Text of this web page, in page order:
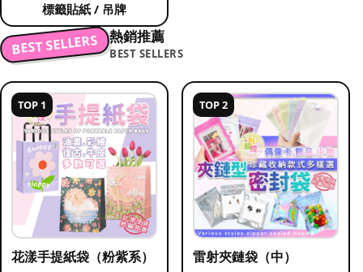
標籤貼紙 / 吊牌
BEST SELLERS 熱銷推薦
BEST SELLERS
TOP 1
花漾手提紙袋（粉紫系）
TOP 2
雷射夾鏈袋（中）